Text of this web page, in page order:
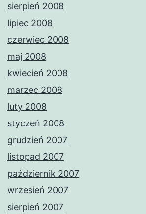
sierpień 2008
lipiec 2008
czerwiec 2008
maj 2008
kwiecień 2008
marzec 2008
luty 2008
styczeń 2008
grudzień 2007
listopad 2007
październik 2007
wrzesień 2007
sierpień 2007